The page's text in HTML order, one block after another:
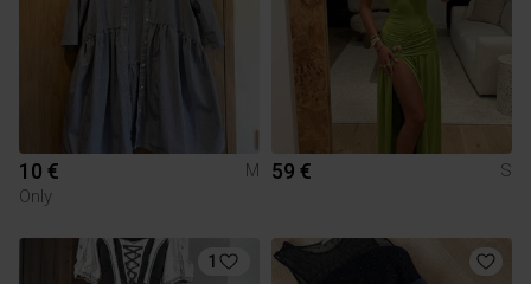
10 €
M
Only
59 € S
1